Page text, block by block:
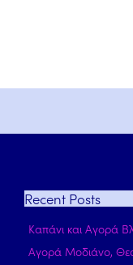
Recent Posts
Καπάνι και Αγορά
Αγορά Μοδιάνο,